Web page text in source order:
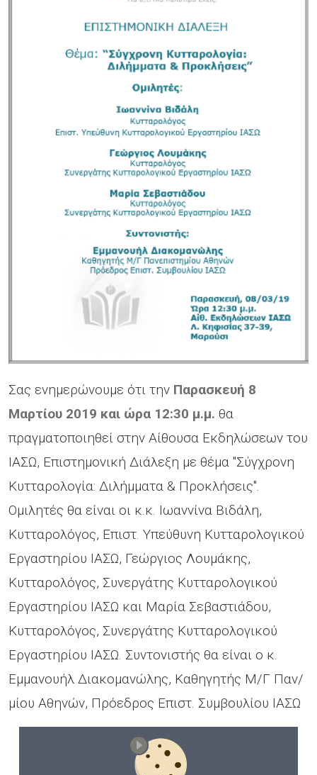
Σας ενημερώνουμε ότι την Παρασκευή 8
Μαρτίου 2019 και ώρα 12:30 μ.μ. θα
πραγματοποιηθεί στην Αίθουσα Εκδηλώσεων του
ΙΑΣΩ, Επιστημονική Διάλεξη με θέμα "Σύγχρονη
Κυτταρολογία: Διλήμματα & Προκλήσεις".
Ομιλητές θα είναι οι κ.κ. Ιωαννίνα Βιδάλη,
Κυτταρολόγος, Επιστ. Υπεύθυνη Κυτταρολογικού
Εργαστηρίου ΙΑΣΩ, Γεώργιος Λουμάκης,
Κυτταρολόγος, Συνεργάτης Κυτταρολογικού
Εργαστηρίου ΙΑΣΩ και Μαρία Σεβαστιάδου,
Κυτταρολόγος, Συνεργάτης Κυτταρολογικού
Εργαστηρίου ΙΑΣΩ. Συντονιστής θα είναι ο κ.
Εμμανουήλ Διακομανώλης, Καθηγητής Μ/Γ Παν/
μίου Αθηνών, Πρόεδρος Επιστ. Συμβουλίου ΙΑΣΩ